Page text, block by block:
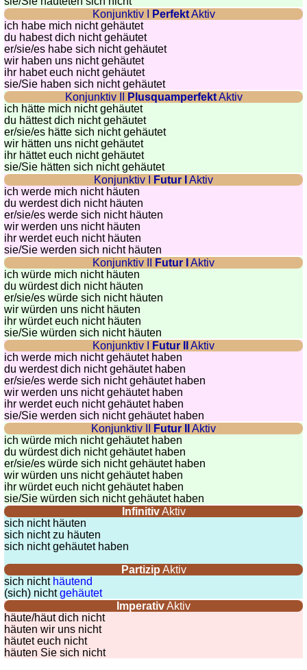
quiz
Brain
training
Find
the
difference
Math
trainer
Puzzle
Konjunktiv I
PerfektAktiv
ich habe mich nicht gehäutet
du habest dich nicht gehäutet
er/sie/es habe sich nicht gehäutet
wir haben uns nicht gehäutet
ihr habet euch nicht gehäutet
sie/Sie haben sich nicht gehäutet
Konjunktiv II
PlusquamperfektAktiv
ich hätte mich nicht gehäutet
du hättest dich nicht gehäutet
er/sie/es hätte sich nicht gehäutet
wir hätten uns nicht gehäutet
ihr hättet euch nicht gehäutet
sie/Sie hätten sich nicht gehäutet
Konjunktiv I
Futur I
Aktiv
ich werde mich nicht häuten
du werdest dich nicht häuten
er/sie/es werde sich nicht häuten
wir werden uns nicht häuten
ihr werdet euch nicht häuten
sie/Sie werden sich nicht häuten
Konjunktiv II
Futur I
Aktiv
ich würde mich nicht häuten
du würdest dich nicht häuten
er/sie/es würde sich nicht häuten
wir würden uns nicht häuten
ihr würdet euch nicht häuten
sie/Sie würden sich nicht häuten
Konjunktiv I
Futur II
Aktiv
ich werde mich nicht gehäutet haben
du werdest dich nicht gehäutet haben
er/sie/es werde sich nicht gehäutet haben
wir werden uns nicht gehäutet haben
ihr werdet euch nicht gehäutet haben
sie/Sie werden sich nicht gehäutet haben
Konjunktiv II
Futur II
Aktiv
ich würde mich nicht gehäutet haben
du würdest dich nicht gehäutet haben
er/sie/es würde sich nicht gehäutet haben
wir würden uns nicht gehäutet haben
ihr würdet euch nicht gehäutet haben
sie/Sie würden sich nicht gehäutet haben
InfinitivAktiv
sich nicht häuten
sich nicht zu häuten
sich nicht gehäutet haben
Partizip Aktiv
sich nicht häutend
(sich) nichtgehäutet
ImperativAktiv
häute/häut dich nicht
häuten wir uns nicht
häutet euch nicht
häuten Sie sich nicht